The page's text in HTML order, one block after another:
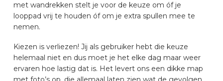
met wandrekken stelt je voor de keuze om óf je
looppad vrij te houden óf om je extra spullen mee te
nemen.
Kiezen is verliezen! Jij als gebruiker hebt die keuze
helemaal niet en dus moet je het elke dag maar weer
ervaren hoe lastig dat is. Het levert ons een dikke map